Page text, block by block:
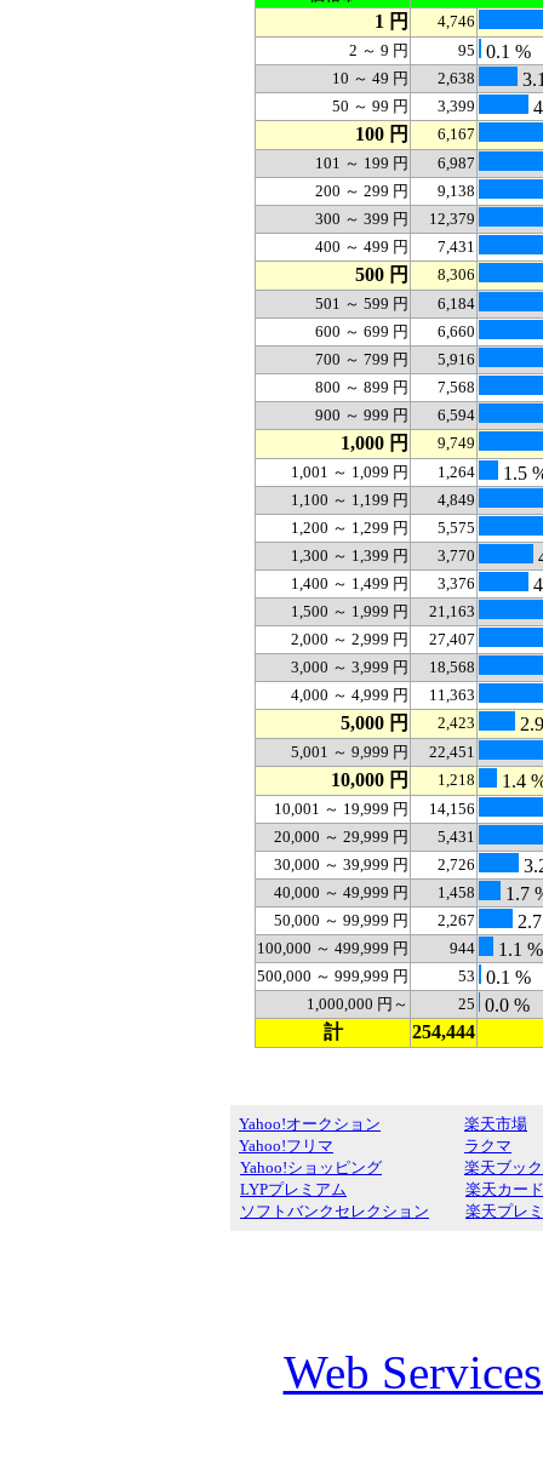
1 円
4,746
2 ～ 9 円
95 0.1 %
10 ～ 49 円 2,638
50 ～ 99 円 3,399
100 円
6,167
101 ～ 199 円
6,987
200 ～ 299 円
9,138
300 ～ 399 円
12,379
400 ～ 499 円
7,431
500 円
8,306
501 ～ 599 円
6,184
600 ～ 699 円
6,660
700 ～ 799 円
5,916
800 ～ 899 円
7,568
900 ～ 999 円
6,594
1,000 円
9,749
1,001 ～ 1,099 円
1,264 1.5
1,100 ～ 1,199 円
4,849
1,200 ～ 1,299 円
5,575
1,300 ～ 1,399 円
3,770
1,400 ～ 1,499 円 3,376
1,500 ～ 1,999 円
21,163
2,000 ～ 2,999 円
27,407
3,000 ～ 3,999 円
18,568
4,000 ～ 4,999 円
11,363
5,000 円 2,423
5,001 ～ 9,999 円 22,451
10,000 円 1,218 1.4
10,001 ～ 19,999 円
14,156
20,000 ～ 29,999 円
5,431
30,000 ～ 39,999 円
2,726
40,000 ～ 49,999 円 1,458 1.7
50,000 ～ 99,999 円 2,267
100,000 ～ 499,999 円 944 1.1 %
500,000 ～ 999,999 円 53 0.1 %
1,000,000 円～ 25 0.0 %
計
254,444
Yahoo!オークション
Yahoo!フリマ
Yahoo!ショッピング
LYPプレミアム
ソフトバンクセレクション
楽天市場
ラクマ
楽天ブッ
楽天カード
楽天プレ
Web